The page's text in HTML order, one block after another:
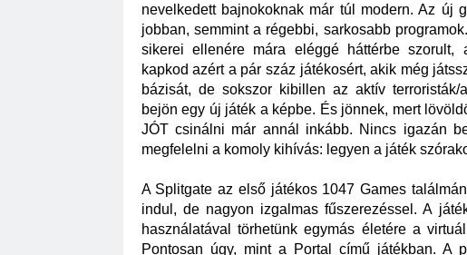
nevelkedett bajnokoknak már túl modern. Az új
jobban, semmint a régebbi, sarkosabb
sikerei ellenére mára eléggé háttérbe szorult,
kapkod azért a pár száz játékosért, akik még
bázisát, de sokszor kibillen az aktív terroristák/
bejön egy új játék a képbe. És jönnek, mert
JÓT csinálni már annál inkább. Nincs igazán
megfelelni a komoly kihívás: legyen a játék
A Splitgate az első játékos 1047 Games
indul, de nagyon izgalmas fűszerezéssel. A
használatával törhetünk egymás életére a
Pontosan úgy, mint a Portal című játékban. A